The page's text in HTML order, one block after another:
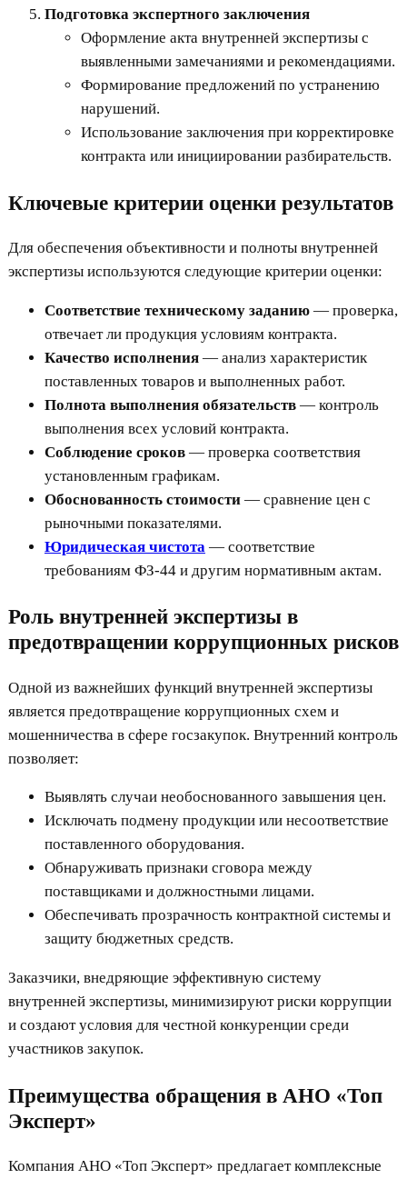
Подготовка экспертного заключения
Оформление акта внутренней экспертизы с
выявленными замечаниями и рекомендациями.
Формирование предложений по устранению
нарушений.
Использование заключения при корректировке
контракта или инициировании разбирательств.
Ключевые критерии оценки результатов
Для обеспечения объективности и полноты внутренней
экспертизы используются следующие критерии оценки:
Соответствие техническому заданию— проверка,
отвечает ли продукция условиям контракта.
Качество исполнения— анализ характеристик
поставленных товаров и выполненных работ.
Полнота выполнения обязательств— контроль
выполнения всех условий контракта.
Соблюдение сроков— проверка соответствия
установленным графикам.
Обоснованность стоимости— сравнение цен с
рыночными показателями.
Юридическая чистота— соответствие
требованиям ФЗ-44 и другим нормативным актам.
Роль внутренней экспертизы в
предотвращении коррупционных рисков
Одной из важнейших функций внутренней экспертизы
является предотвращение коррупционных схем и
мошенничества в сфере госзакупок. Внутренний контроль
позволяет:
Выявлять случаи необоснованного завышения цен.
Исключать подмену продукции или несоответствие
поставленного оборудования.
Обнаруживать признаки сговора между
поставщиками и должностными лицами.
Обеспечивать прозрачность контрактной системы и
защиту бюджетных средств.
Заказчики, внедряющие эффективную систему
внутренней экспертизы, минимизируют риски коррупции
и создают условия для честной конкуренции среди
участников закупок.
Преимущества обращения в АНО «Топ
Эксперт»
Компания АНО «Топ Эксперт» предлагает комплексные